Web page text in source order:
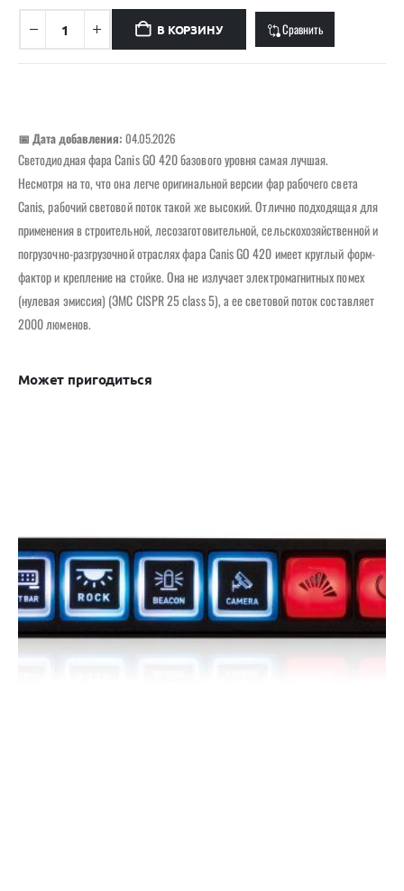
В КОРЗИНУ Сравнить
📅 Дата добавления: 04.05.2026
Светодиодная фара Canis GO 420 базового уровня самая лучшая.
Несмотря на то, что она легче оригинальной версии фар рабочего света
Canis, рабочий световой поток такой же высокий. Отлично подходящая для
применения в строительной, лесозаготовительной, сельскохозяйственной и
погрузочно-разгрузочной отраслях фара Canis GO 420 имеет круглый форм-
фактор и крепление на стойке. Она не излучает электромагнитных помех
(нулевая эмиссия) (ЭМС CISPR 25 class 5), а ее световой поток составляет
2000 люменов.
Может пригодиться